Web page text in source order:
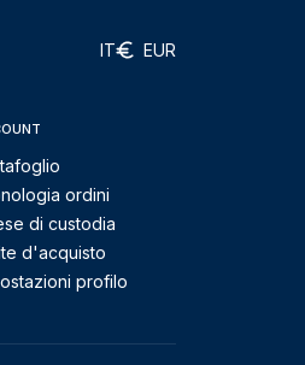
IT EUR
ordini
di custodia
d'acquisto
profilo